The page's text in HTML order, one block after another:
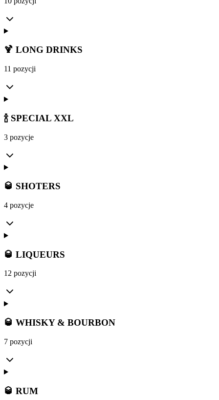
🍹 LONG DRINKS
11 pozycji
🍾 SPECIAL XXL
3 pozycje
🥃 SHOTERS
4 pozycje
🥃 LIQUEURS
12 pozycji
🥃 WHISKY & BOURBON
7 pozycji
🥃 RUM